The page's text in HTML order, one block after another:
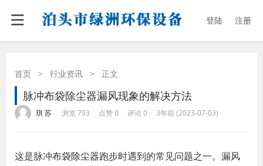
登陆 注册
首页 > 行业资讯 > 正文
脉冲布袋除尘器漏风现象的解决方法
琪 苏 浏览 793 点赞 0 评论 0 3年前 (2023-07-03)
这是脉冲布袋除尘器跑步时遇到的常见问题之一。漏风